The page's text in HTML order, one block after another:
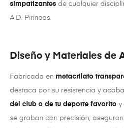
simpatizantes de cualquier
A.D. Pirineos.
Diseño y Materiales de
Fabricada en metacrilato
destaca por su resistencia y
del club o de tu deporte favorito y
se graban con precisión,